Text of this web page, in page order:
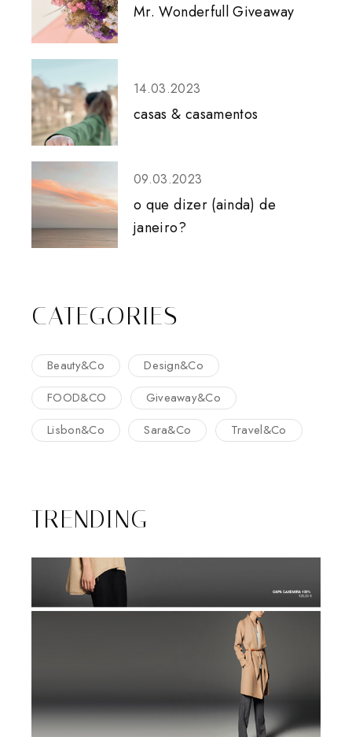
Mr. Wonderfull Giveaway
14.03.2023
casas & casamentos
09.03.2023
o que dizer (ainda) de
janeiro?
CATEGORIES
Beauty&Co
Design&Co
FOOD&CO
Giveaway&Co
Lisbon&Co
Sara&Co Travel&Co
TRENDING